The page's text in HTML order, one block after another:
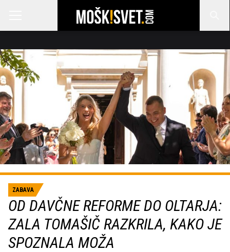
ZABAVA
OD DAVČNE REFORME DO OLTARJA:
ZALA TOMAŠIČ RAZKRILA, KAKO JE
SPOZNALA MOŽA